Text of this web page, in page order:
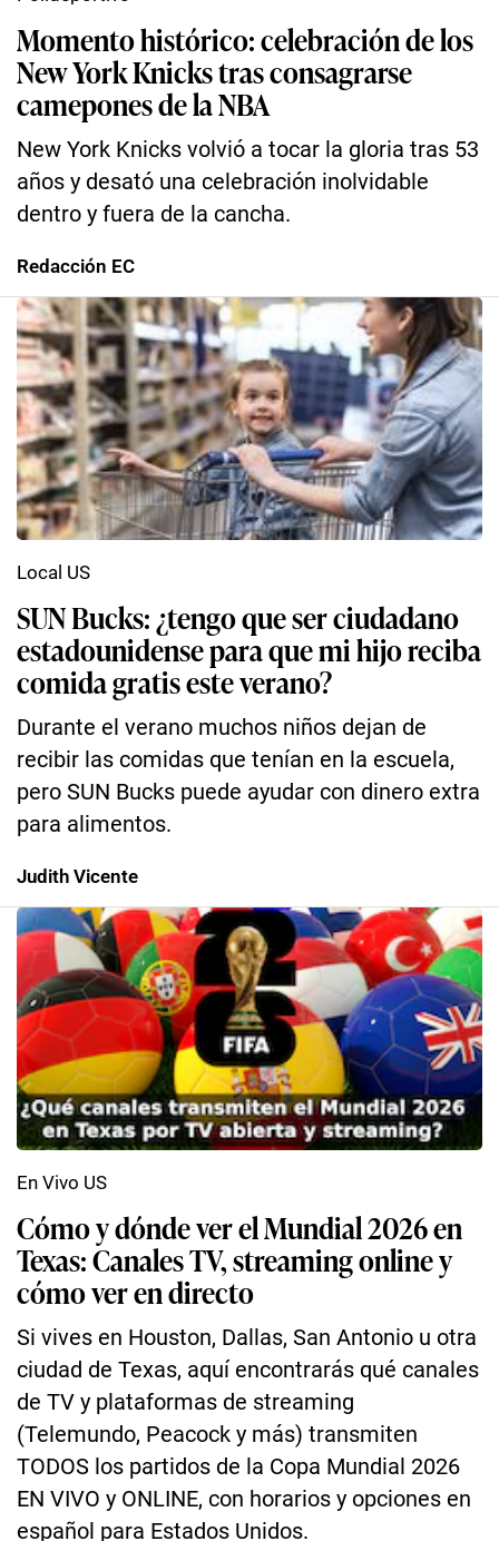
Momento histórico: celebración de los
New York Knicks tras consagrarse
camepones de la NBA
New York Knicks volvió a tocar la gloria tras 53
años y desató una celebración inolvidable
dentro y fuera de la cancha.
Redacción EC
SUN Bucks: ¿tengo que ser ciudadano
estadounidense para que mi hijo reciba
comida gratis este verano?
Durante el verano muchos niños dejan de
recibir las comidas que tenían en la escuela,
pero SUN Bucks puede ayudar con dinero extra
para alimentos.
Local US
Judith Vicente
Cómo y dónde ver el Mundial 2026 en
Texas: Canales TV, streaming online y
cómo ver en directo
Si vives en Houston, Dallas, San Antonio u otra
ciudad de Texas, aquí encontrarás qué canales
de TV y plataformas de streaming
(Telemundo, Peacock y más) transmiten
TODOS los partidos de la Copa Mundial 2026
EN VIVO y ONLINE, con horarios y opciones en
español para Estados Unidos.
En Vivo US